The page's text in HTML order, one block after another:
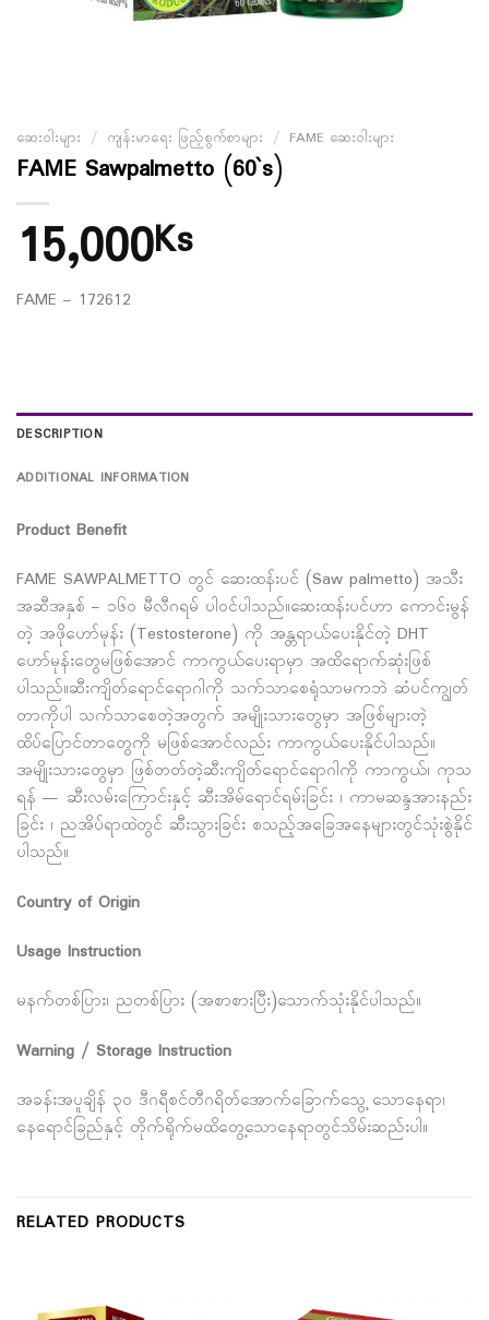
ဆေးဝါးများ / ကျန်းမာရေး ဖြည့်စွက်စာများ / FAME ဆေးဝါးများ
FAME Sawpalmetto (60`s)
15,000Ks
FAME – 172612
DESCRIPTION
ADDITIONAL INFORMATION
Product Benefit
FAME SAWPALMETTO တွင် ဆေးထန်းပင် (Saw palmetto) အသီး
အဆီအနှစ် – ၁၆၀ မီလီဂရမ် ပါ၀င်ပါသည်။ဆေးထန်းပင်ဟာ ကောင်းမွန်
တဲ့ အဖိုဟော်မုန်း (Testosterone) ကို အန္တရာယ်ပေးနိုင်တဲ့ DHT
ဟော်မုန်းတွေမဖြစ်အောင် ကာကွယ်ပေးရာမှာ အထိရောက်ဆုံးဖြစ်
ပါသည်။ဆီးကျိတ်ရောင်ရောဂါကို သက်သာစေရုံသာမကဘဲ ဆံပင်ကျွတ်
တာကိုပါ သက်သာစေတဲ့အတွက် အမျိုးသားတွေမှာ အဖြစ်များတဲ့
ထိပ်ပြောင်တာတွေကို မဖြစ်အောင်လည်း ကာကွယ်ပေးနိုင်ပါသည်။
အမျိုးသားတွေမှာ ဖြစ်တတ်တဲ့ဆီးကျိတ်ရောင်ရောဂါကို ကာကွယ်၊ ကုသ
ရန် — ဆီးလမ်းကြောင်းနှင့် ဆီးအိမ်ရောင်ရမ်းခြင်း ၊ ကာမဆန္ဒအားနည်း
ခြင်း ၊ ညအိပ်ရာထဲတွင် ဆီးသွားခြင်း စသည့်အခြေအနေများတွင်သုံးစွဲနိုင်
ပါသည်။
Country of Origin
Usage Instruction
မနက်တစ်ပြား၊ ညတစ်ပြား (အစာစားပြီး)သောက်သုံးနိုင်ပါသည်။
Warning / Storage Instruction
အခန်းအပူချိန် ၃၀ ဒီဂရီစင်တီဂရိတ်အောက်ခြောက်သွေ့ သောနေရာ၊
နေရောင်ခြည်နှင့် တိုက်ရိုက်မထိတွေ့သောနေရာတွင်သိမ်းဆည်းပါ။
RELATED PRODUCTS